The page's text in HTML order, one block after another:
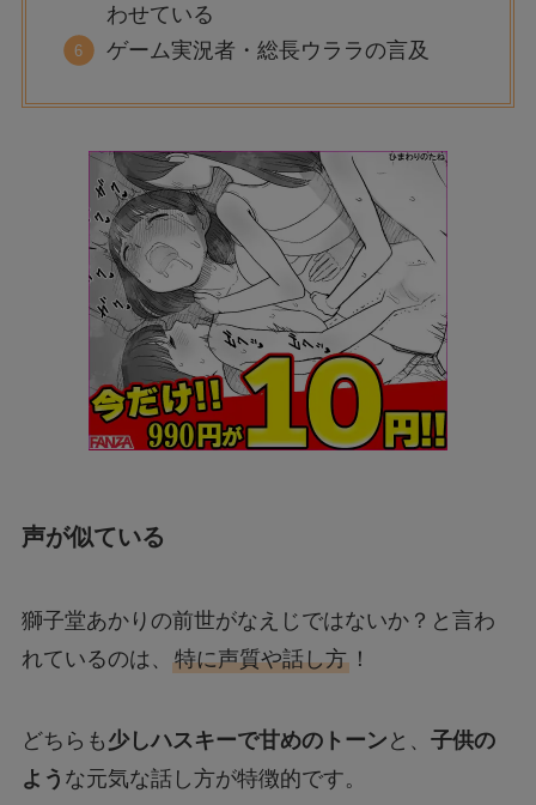
わせている
ゲーム実況者・総長ウララの言及
声が似ている
獅子堂あかりの前世がなえじではないか？と言わ
れているのは、 特に声質や話し方！
どちらも 少しハスキーで甘めのトーン と、 子供の
よう な元気な話し方が特徴的です。